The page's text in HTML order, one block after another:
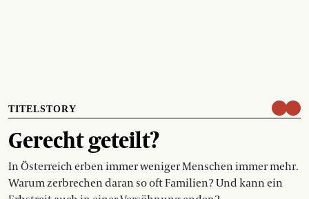
TITELSTORY
Gerecht geteilt?
In Österreich erben immer weniger Menschen immer mehr.
Warum zerbrechen daran so oft Familien? Und kann ein